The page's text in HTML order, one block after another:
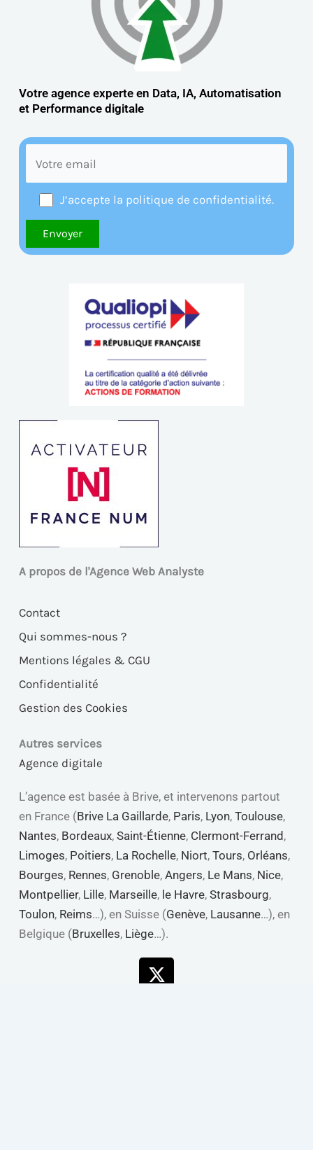
Votre agence experte en Data, IA, Automatisation
et Performance digitale
J’accepte la politique de confidentialité.
A propos de l'Agence Web Analyste
Contact
Qui sommes-nous ?
Mentions légales & CGU
Confidentialité
Gestion des Cookies
Autres services
Agence digitale
L’agence est basée à Brive, et intervenons partout
en France (Brive La Gaillarde, Paris, Lyon, Toulouse,
Nantes, Bordeaux, Saint-Étienne, Clermont-Ferrand,
Limoges, Poitiers, La Rochelle, Niort, Tours, Orléans,
Bourges, Rennes, Grenoble, Angers, Le Mans, Nice,
Montpellier, Lille, Marseille, le Havre, Strasbourg,
Toulon, Reims…), en Suisse (Genève, Lausanne…), en
Belgique (Bruxelles, Liège…).
X-
twitter
Linkedin
Youtube
Facebook